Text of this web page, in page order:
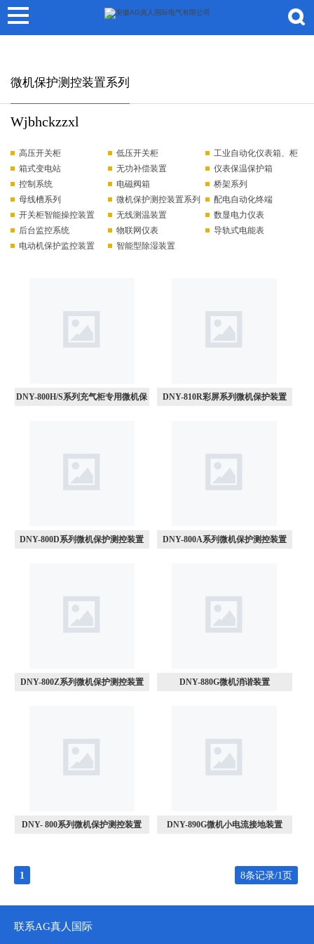
AG真人国际
微机保护测控装置系列
Wjbhckzzxl
高压开关柜 低压开关柜
工业自动化仪表箱、柜
箱式变电站
无功补偿装置
仪表保温保护箱
控制系统
电磁阀箱
桥架系列
母线槽系列
微机保护测控装置系列
配电自动化终端
开关柜智能操控装置
无线测温装置
数显电力仪表
后台监控系统
物联网仪表
导轨式电能表
电动机保护监控装置
智能型除湿装置
DNY-800H/S系列充气柜专用微机保
DNY-810R彩屏系列微机保护装置
DNY-800D系列微机保护测控装置 DNY-800A系列微机保护测控装置
DNY-800Z系列微机保护测控装置 DNY-880G微机消谐装置
DNY- 800系列微机保护测控装置 DNY-890G微机小电流接地装置
8条记录/1页
1
联系AG真人国际